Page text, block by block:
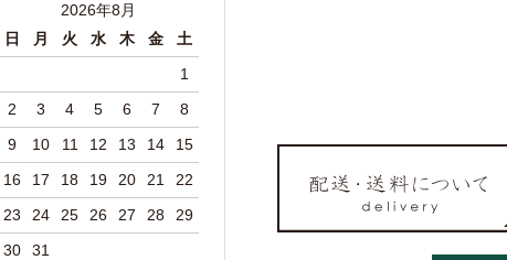
2026年8月
日
月 火 水 木 金
土
1
2
3 4 5 6 7
8
9
10 11 12 13 14
15
16
17 18 19 20 21
22
23
24 25 26 27 28
29
30
31